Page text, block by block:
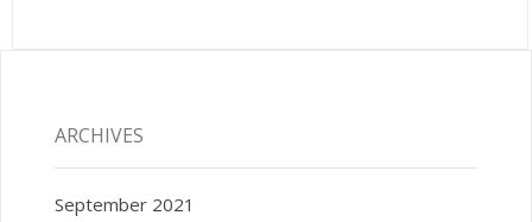
ARCHIVES
September 2021